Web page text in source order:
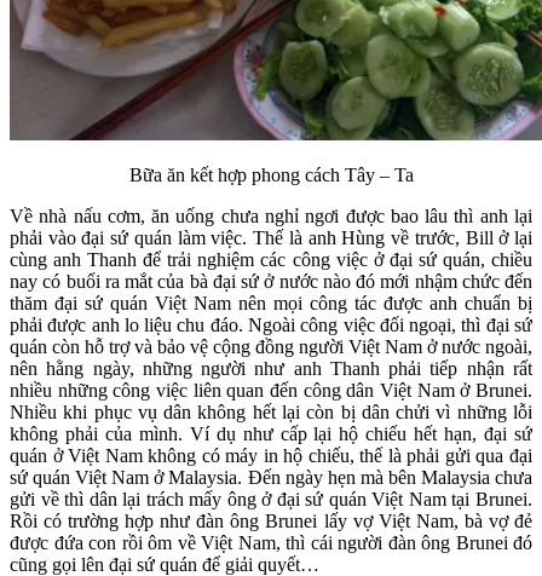
Bữa ăn kết hợp phong cách Tây – Ta
Về nhà nấu cơm, ăn uống chưa nghỉ ngơi được bao lâu thì anh lại
phải vào đại sứ quán làm việc. Thế là anh Hùng về trước, Bill ở lại
cùng anh Thanh để trải nghiệm các công việc ở đại sứ quán, chiều
nay có buổi ra mắt của bà đại sứ ở nước nào đó mới nhậm chức đến
thăm đại sứ quán Việt Nam nên mọi công tác được anh chuẩn bị
phải được anh lo liệu chu đáo. Ngoài công việc đối ngoại, thì đại sứ
quán còn hỗ trợ và bảo vệ cộng đồng người Việt Nam ở nước ngoài,
nên hằng ngày, những người như anh Thanh phải tiếp nhận rất
nhiều những công việc liên quan đến công dân Việt Nam ở Brunei.
Nhiều khi phục vụ dân không hết lại còn bị dân chửi vì những lỗi
không phải của mình. Ví dụ như cấp lại hộ chiếu hết hạn, đại sứ
quán ở Việt Nam không có máy in hộ chiếu, thế là phải gửi qua đại
sứ quán Việt Nam ở Malaysia. Đến ngày hẹn mà bên Malaysia chưa
gửi về thì dân lại trách mấy ông ở đại sứ quán Việt Nam tại Brunei.
Rồi có trường hợp như đàn ông Brunei lấy vợ Việt Nam, bà vợ đẻ
được đứa con rồi ôm về Việt Nam, thì cái người đàn ông Brunei đó
cũng gọi lên đại sứ quán để giải quyết…